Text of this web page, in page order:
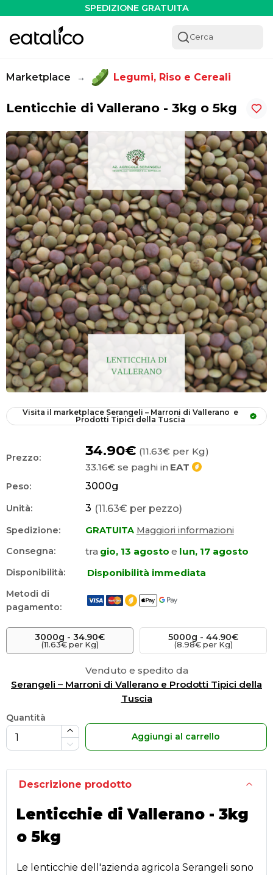
SPEDIZIONE GRATUITA
Cerca
Marketplace → Legumi, Riso e Cereali
Lenticchie di Vallerano - 3kg o 5kg
Visita il marketplace Serangeli – Marroni di Vallerano  e
Prodotti Tipici della Tuscia
Prezzo: 34.90€ (11.63€ per Kg)
33.16€ se paghi in EAT
Peso: 3000g
Unità: 3 (11.63€ per pezzo)
Spedizione: GRATUITA Maggiori informazioni
Consegna:
tra gio, 13 agosto e lun, 17 agosto
Disponibilità: Disponibilità immediata
Metodi di
pagamento:
3000g - 34.90€
(11.63€ per Kg)
5000g - 44.90€
(8.98€ per Kg)
Venduto e spedito da
Serangeli – Marroni di Vallerano e Prodotti Tipici della
Tuscia
Quantità
Aggiungi al carrello
Descrizione prodotto
Lenticchie di Vallerano - 3kg
o 5kg
Le lenticchie dell'azienda agricola Serangeli sono
Lenticchie di Vallerano - 3kg o 5kg - Eatalico.it